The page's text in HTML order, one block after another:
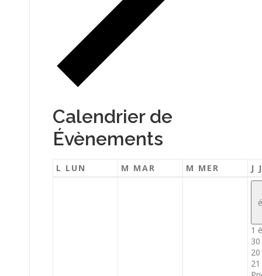
Calendrier de
Évènements
L LUN M MAR M MER J
1
30